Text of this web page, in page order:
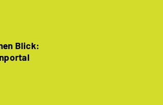
Blick: